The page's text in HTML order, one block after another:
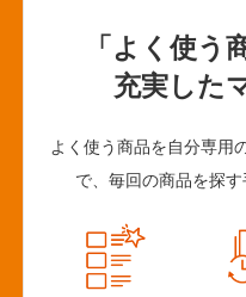
「よく使う
充実した
よく使う商品を自分専用
で、毎回の商品を探す